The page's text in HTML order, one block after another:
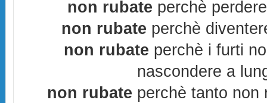
non rubate perchè
non rubate perchè
non rubate perchè i furti
nascondere a
non rubate perchè tanto non